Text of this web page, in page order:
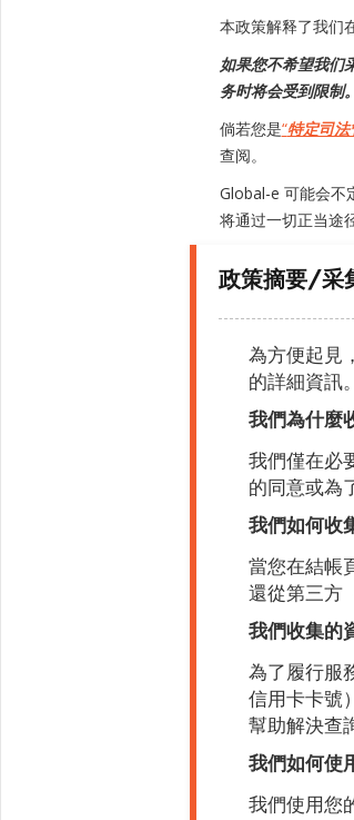
本政策解释了我们
如果您不希望我们
务时将会受到限制。
倘若您是“特定司法
查阅。
Global-e 可能会不
将通过一切正当途
政策摘要/采
為方便起見
的詳細資訊
我們為什麼
我們僅在必
的同意或為
我們如何收
當您在結帳
還從第三方
我們收集的
為了履行服
信用卡卡號
幫助解決查
我們如何使
我們使用您